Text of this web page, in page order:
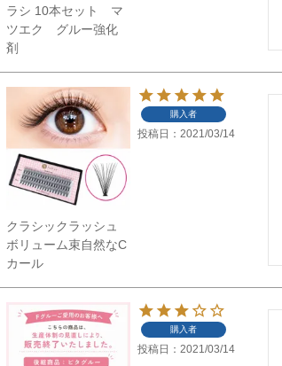
ラシ 10本セット マ
ツエク グルー強化
剤
クラシックラッシュ
ボリューム束自然なC
カール
購入者
投稿日 2021/03/14
購入者
投稿日 2021/03/14